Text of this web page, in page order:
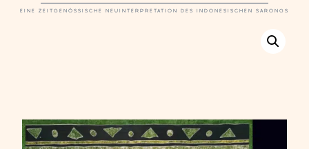
EINE ZEITGENÖSSISCHE NEUINTERPRETATION DES INDONESISCHEN SARONGS